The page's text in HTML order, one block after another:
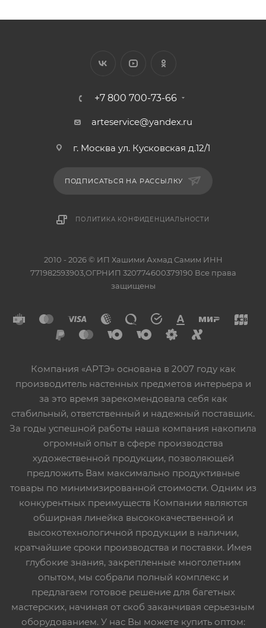
+7 800 700-73-66
arteservice@yandex.ru
г. Москва ул. Кусковская д.12/1
ПОДПИСАТЬСЯ НА РАССЫЛКУ
ПОЛИТИКА КОНФИДЕНЦИАЛЬНОСТИ
2010 - 2026 © ИП Хашими Ахмад Самим ИНН
771982593903,ОГРНИП 320774600379190 Все права
защищены
Компания «АРТЭ» основана в 2007 году как
производитель настенных предметов интерьера и
за это время зарекомендовала себя как
стабильный, ответственный и надежный поставщик.
За годы успешной работы наша компания накопила
огромный опыт в сфере производства
художественной продукции, позволяющей
предложить Вам максимально продуктивные
товары по минимизированной стоимости. Одним из
конкурентных преимуществ Компании являются
обширная линейка высококачественной и
высокотехнологичной продукции в наличии,
кратчайшие сроки производства и поставки. Имея
глубокие знания, закрепленные многолетним
опытом, мы собрали полный комплекс и
предлагаем готовое решение для багетных
мастерских, начиная от скоб заканчивая серьезным
оборудованием. У нас Вы можете купить оптом: